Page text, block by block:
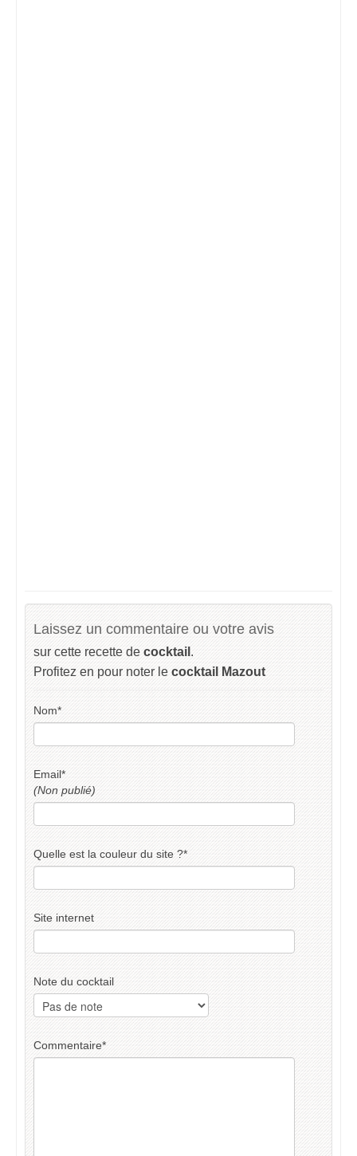
Laissez un commentaire ou votre avis
sur cette recette de cocktail .
Profitez en pour noter le cocktail Mazout
Nom*
Email*
(Non publié)
Quelle est la couleur du site ?*
Site internet
Note du cocktail
Commentaire*